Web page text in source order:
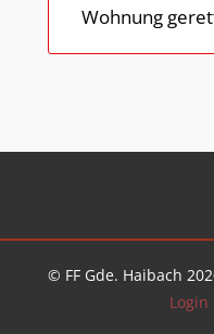
Wohnung
© FF Gde. Haibach
Login